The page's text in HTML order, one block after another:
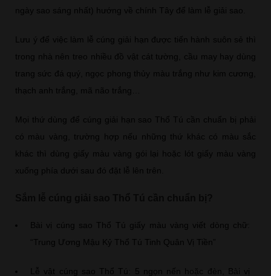
ngày sao sáng nhất) hướng về chính Tây để làm lễ giải sao.
Lưu ý để việc làm lễ cúng giải hạn được tiến hành suôn sẻ thì
trong nhà nên treo nhiều đồ vật cát tường, cầu may hay dùng
trang sức đá quý, ngọc phong thủy màu trắng như kim cương,
thạch anh trắng, mã não trắng…
Mọi thứ dùng để cúng giải hạn sao Thổ Tú cần chuẩn bị phải
có màu vàng, trường hợp nếu những thứ khác có màu sắc
khác thì dùng giấy màu vàng gói lại hoặc lót giấy màu vàng
xuống phía dưới sau đó đặt lễ lên trên.
Bài vị cúng sao Thổ Tú giấy màu vàng viết dòng chữ:
“Trung Ương Mậu Kỷ Thổ Tú Tinh Quân Vị Tiền”
Lễ vật cúng sao Thổ Tú: 5 ngọn nến hoặc đèn, Bài vị